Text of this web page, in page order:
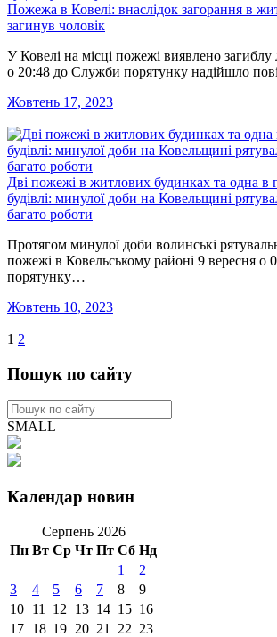
Пожежа в Ковелі: внаслідок загорання в
загинув чоловік
У Ковелі на місці пожежі виявлено
о 20:48 до Служби порятунку надійшло
Жовтень 17, 2023
Дві пожежі в житлових будинках та одна в
будівлі: минулої доби на Ковельщині
багато роботи
Протягом минулої доби волинські
пожежі в Ковельському районі 9 вересня о
порятунку…
Жовтень 10, 2023
1 2
Пошук по сайту
SMALL
Календар новин
Серпень 2026
Пн Вт Ср Чт Пт Сб Нд
1
2
3
4 5 6 7 8
9
10 11 12 13 14 15 16
17 18 19 20 21 22 23